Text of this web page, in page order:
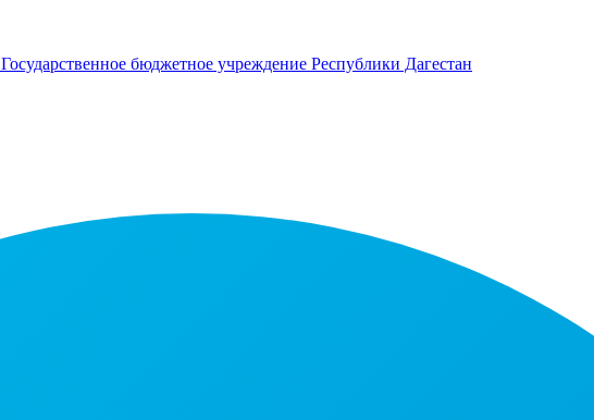
Государственное бюджетное учреждение Республики Дагестан